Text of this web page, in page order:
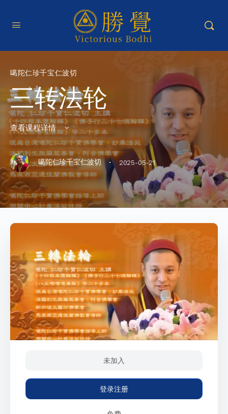
噶陀仁珍千宝仁波切
三转法轮
查看课程详情
噶陀仁珍千宝仁波切 · 2025-05-21
未加入
登录注册